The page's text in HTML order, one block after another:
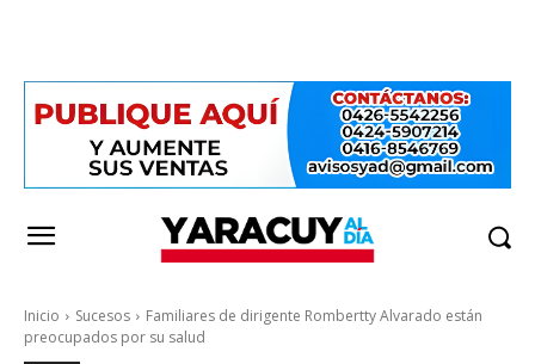
Inicio Sucesos
Familiares de dirigente Rombertty Alvarado están
preocupados por su salud